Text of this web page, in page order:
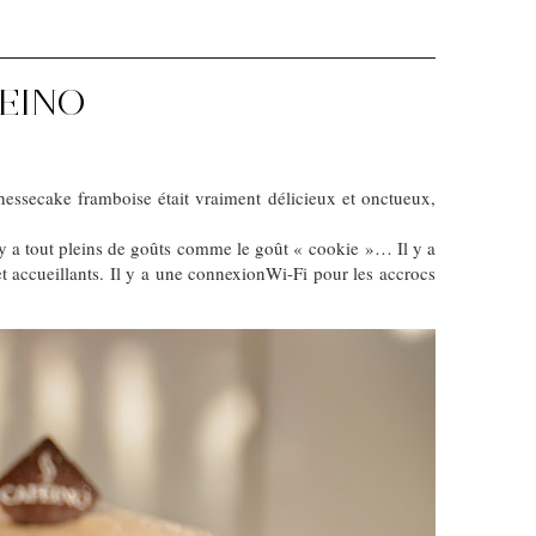
framboise était vraiment délicieux et onctueux,
y a tout pleins de goûts comme le goût « cookie »… Il y a
accueillants. Il y a une connexionWi-Fi pour les accrocs